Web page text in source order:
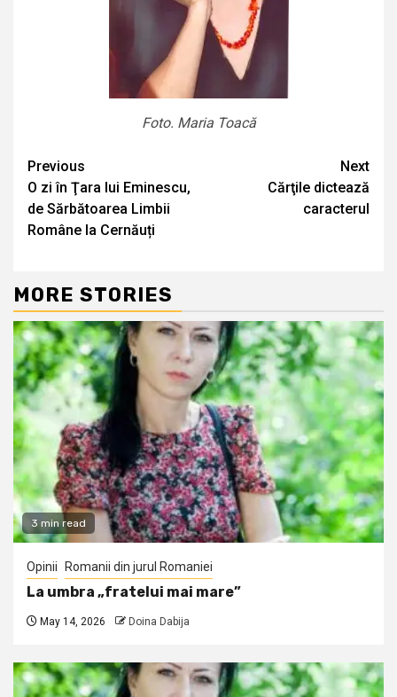
Foto. Maria Toacă
Continue
Reading
Previous
O zi în Ţara lui Eminescu,
de Sărbătoarea Limbii
Române la Cernăuți
Next
Cărţile dictează
caracterul
MORE STORIES
3 min read
Opinii Romanii din jurul Romaniei
La umbra „fratelui mai mare”
May 14, 2026 Doina Dabija